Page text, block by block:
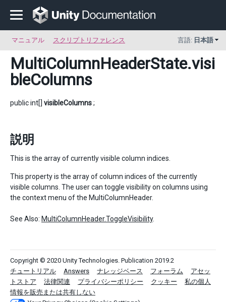
マニュアル スクリプトリファレンス 言語: 日本語
MultiColumnHeaderState.visi
bleColumns
public int[] visibleColumns;
説明
This is the array of currently visible column indices.
This property is the array of column indices of the currently
visible columns. The user can toggle visibility on columns using
the context menu of the MultiColumnHeader.
See Also: MultiColumnHeader.ToggleVisibility.
Copyright © 2020 Unity Technologies. Publication 2019.2
チュートリアル
Answers ナレッジベース フォーラム
アセッ
トストア
法律関連 プライバシーポリシー クッキー
私の個人
情報を販売または共有しない